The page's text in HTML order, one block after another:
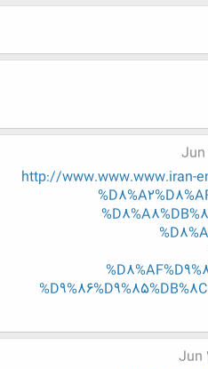
Jun
http://www.www.www.iran-
Jun